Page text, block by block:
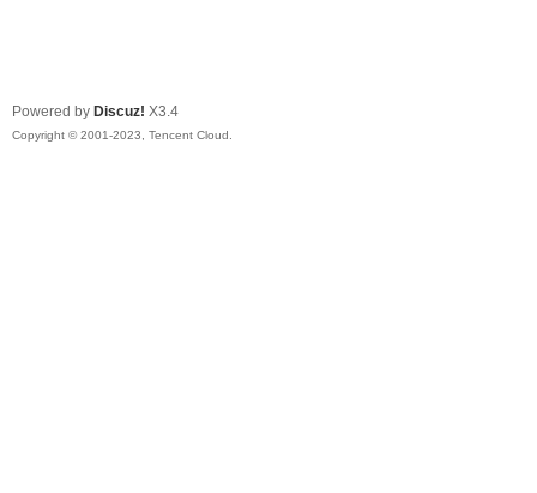
Powered by Discuz! X3.4
Copyright © 2001-2023, Tencent Cloud.